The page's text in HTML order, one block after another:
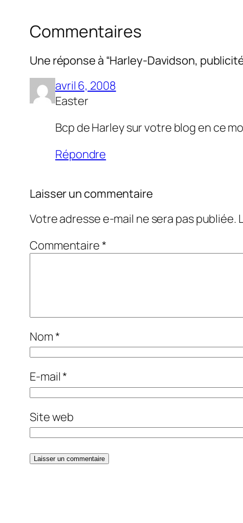
Commentaires
Une réponse à “Harley-Davidson,
avril 6, 2008
Easter
Bcp de Harley sur votre blog en ce
Répondre
Laisser un commentaire
Votre adresse e-mail ne sera pas publiée.
Commentaire*
Nom*
E-mail*
Site web